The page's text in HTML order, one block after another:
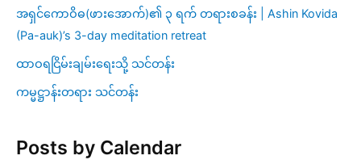
အရှင်ကောဝိဓ(ဖားအောက်)၏ ၃ ရက် တရားစခန်း | Ashin Kovida
(Pa-auk)’s 3-day meditation retreat
ထာဝရငြိမ်းချမ်းရေးသို့ သင်တန်း
ကမ္မဋ္ဌာန်းတရား သင်တန်း
Posts by Calendar